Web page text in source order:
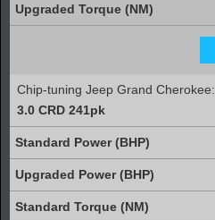
Chip-tuning Jeep Grand Cherokee:
3.0 CRD 241pk